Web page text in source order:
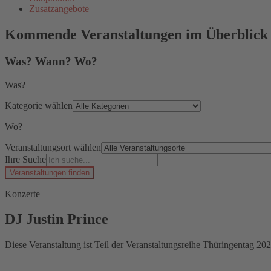
Zusatzangebote
Kommende Veranstaltungen im Überblick
Was? Wann? Wo?
Was?
Kategorie wählen
Wo?
Veranstaltungsort wählen
Ihre Suche
Veranstaltungen finden
Konzerte
DJ Justin Prince
Diese Veranstaltung ist Teil der Veranstaltungsreihe Thüringentag